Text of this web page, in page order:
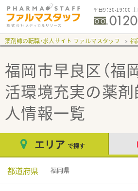
平日9：30-19：00
薬剤師の転職・求人サイト ファルマスタッフ 福
福岡市早良区（福
活環境充実の薬剤
人情報一覧
エリア で探す
都道府県 福岡県